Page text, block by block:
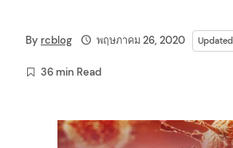
By rcblog พฤษภาคม 26, 2020 Updated
36 min Read